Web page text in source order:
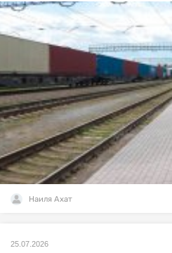
Наиля Ахат
25.07.2026